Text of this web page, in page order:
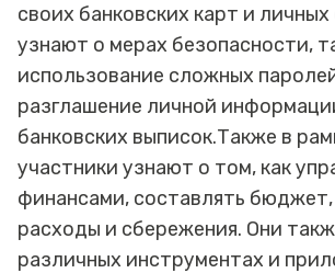
своих банковских карт и
узнают о мерах безопасности,
использование сложных
разглашение личной
банковских выписок.Также в
участники узнают о том, как
финансами, составлять
расходы и сбережения. Они
различных инструментах и